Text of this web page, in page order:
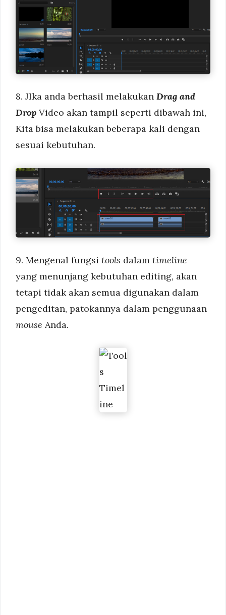
8. JIka anda berhasil melakukan Drag and
Drop Video akan tampil seperti dibawah ini,
Kita bisa melakukan beberapa kali dengan
sesuai kebutuhan.
9. Mengenal fungsi tools dalam timeline
yang menunjang kebutuhan editing, akan
tetapi tidak akan semua digunakan dalam
pengeditan, patokannya dalam penggunaan
mouse Anda.